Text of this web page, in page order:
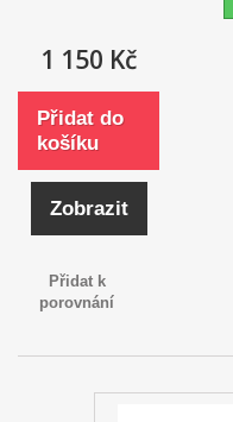
1 150 Kč
Přidat do
košíku
Zobrazit
Přidat k
porovnání